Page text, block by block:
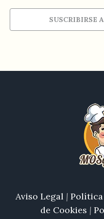
SUSCRIBIRSE
Aviso Legal |
de Cookies |